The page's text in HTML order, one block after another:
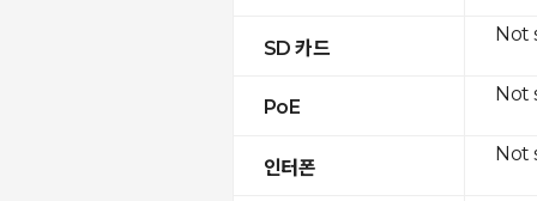
SD 카드
PoE
인터폰
Not
Not
Not